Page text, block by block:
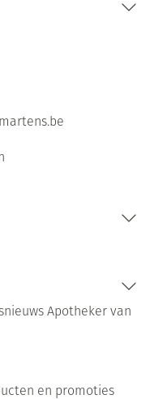
Apotheker van
en promoties